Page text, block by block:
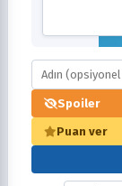
Spoiler
Puan ver